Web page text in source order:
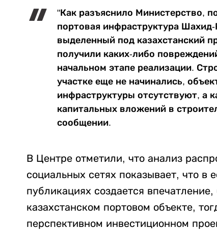
"Как разъяснило Министерство,
портовая инфраструктура
выделенный под казахстанский
получили каких-либо
начальном этапе реализации.
участке еще не начинались,
инфраструктуры отсутствуют, а
капитальных вложений в
сообщении.
В Центре отметили, что анализ
социальных сетях показывает, что
публикациях создается
казахстанском портовом объекте,
перспективном инвестиционном